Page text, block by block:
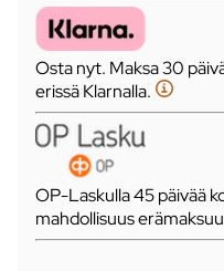
Osta nyt. Maksa 30
erissä Klarnalla.
OP-Laskulla 45 päivää
mahdollisuus